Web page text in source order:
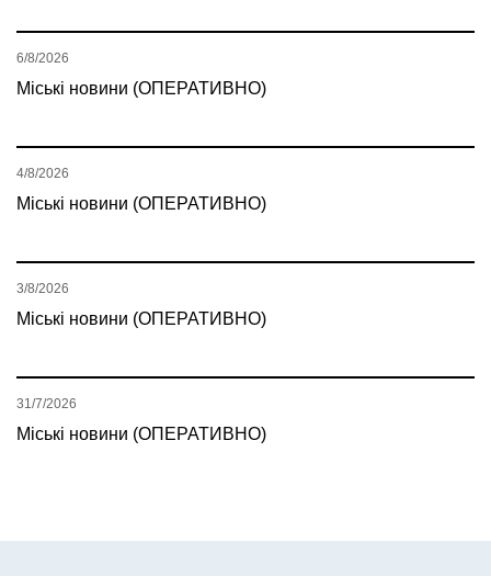
Міські новини (ОПЕРАТИВНО)
6/8/2026
Міські новини (ОПЕРАТИВНО)
4/8/2026
Міські новини (ОПЕРАТИВНО)
3/8/2026
Міські новини (ОПЕРАТИВНО)
31/7/2026